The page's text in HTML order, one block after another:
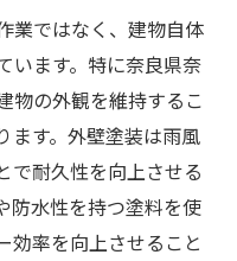
与える要素
に与える影響
影響
の影響
特有の規制
の基準
業ではなく、建物自体
います。特に奈良県奈
物の外観を維持するこ
ます。外壁塗装は雨風
で耐久性を向上させる
防水性を持つ塗料を使
効率を向上させること